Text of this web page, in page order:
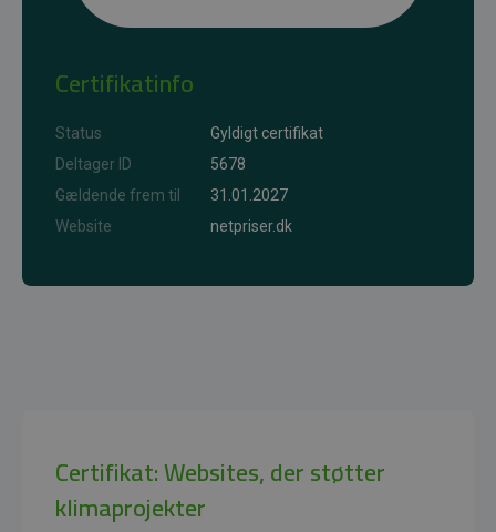
Certifikatinfo
Status
Gyldigt certifikat
Deltager ID
5678
Gældende frem til
31.01.2027
Website
netpriser.dk
Certifikat: Websites, der støtter
klimaprojekter